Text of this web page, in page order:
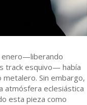
enero—liberando
track esquivo— había
Sin embargo,
atmósfera eclesiástica
esta pieza como